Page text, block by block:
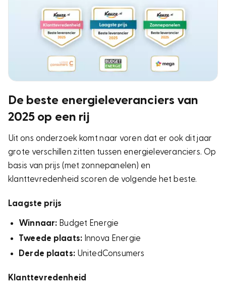
De beste energieleveranciers van
2025 op een rij
Uit ons onderzoek komt naar voren dat er ook dit jaar
grote verschillen zitten tussen energieleveranciers. Op
basis van prijs (met zonnepanelen) en
klanttevredenheid scoren de volgende het beste.
Laagste prijs
Winnaar: Budget Energie
Tweede plaats: Innova Energie
Derde plaats: UnitedConsumers
Klanttevredenheid